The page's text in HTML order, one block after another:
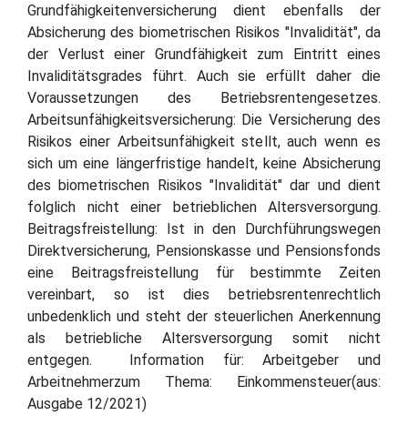
Grundfähigkeitenversicherung dient ebenfalls der
Absicherung des biometrischen Risikos "Invalidität", da
der Verlust einer Grundfähigkeit zum Eintritt eines
Invaliditätsgrades führt. Auch sie erfüllt daher die
Voraussetzungen des Betriebsrentengesetzes.
Arbeitsunfähigkeitsversicherung: Die Versicherung des
Risikos einer Arbeitsunfähigkeit stellt, auch wenn es
sich um eine längerfristige handelt, keine Absicherung
des biometrischen Risikos "Invalidität" dar und dient
folglich nicht einer betrieblichen Altersversorgung.
Beitragsfreistellung: Ist in den Durchführungswegen
Direktversicherung, Pensionskasse und Pensionsfonds
eine Beitragsfreistellung für bestimmte Zeiten
vereinbart, so ist dies betriebsrentenrechtlich
unbedenklich und steht der steuerlichen Anerkennung
als betriebliche Altersversorgung somit nicht
entgegen. Information für: Arbeitgeber und
Arbeitnehmerzum Thema: Einkommensteuer(aus:
Ausgabe 12/2021)